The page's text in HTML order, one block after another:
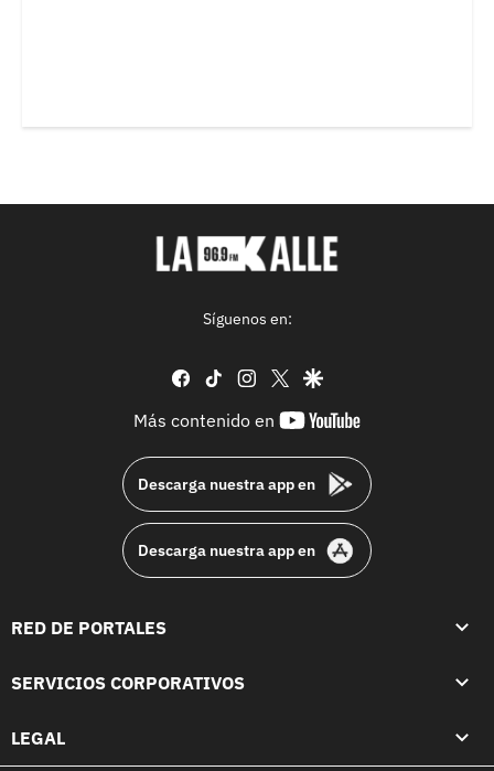
Síguenos en:
facebook
tiktok instagram
twittergoogle
Más contenido en
youtube-
Descarga nuestra app en
Descarga nuestra app en
RED DE PORTALES
SERVICIOS CORPORATIVOS
LEGAL